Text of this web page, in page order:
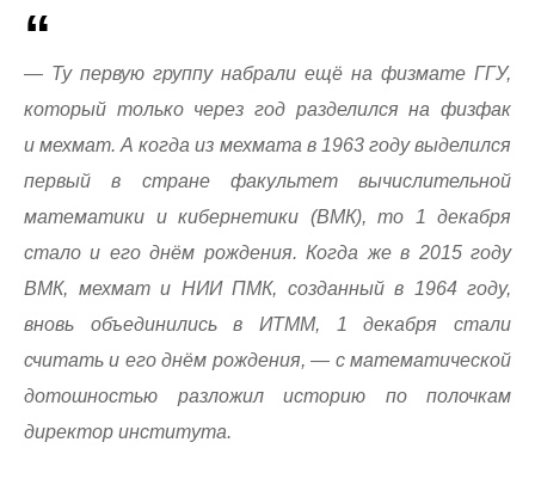
— Ту первую группу набрали ещё на физмате ГГУ,
который только через год разделился на физфак
и мехмат. А когда из мехмата в 1963 году выделился
первый в стране факультет вычислительной
математики и кибернетики (ВМК), то 1 декабря
стало и его днём рождения. Когда же в 2015 году
ВМК, мехмат и НИИ ПМК, созданный в 1964 году,
вновь объединились в ИТММ, 1 декабря стали
считать и его днём рождения, — с математической
дотошностью разложил историю по полочкам
директор института.